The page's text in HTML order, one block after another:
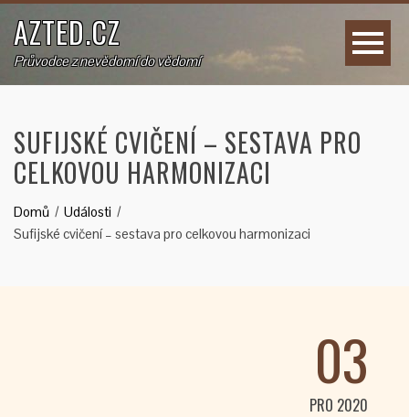
AZTED.CZ
Průvodce z nevědomí do vědomí
SUFIJSKÉ CVIČENÍ – SESTAVA PRO
CELKOVOU HARMONIZACI
Domů
Události
Sufijské cvičení – sestava pro celkovou harmonizaci
03
PRO 2020